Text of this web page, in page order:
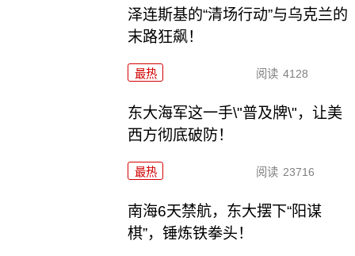
泽连斯基的“清场行动”与乌克兰的
末路狂飙！
最热 阅读 4128
东大海军这一手\"普及牌\"，让美
西方彻底破防！
最热 阅读 23716
南海6天禁航，东大摆下“阳谋
棋”，锤炼铁拳头！